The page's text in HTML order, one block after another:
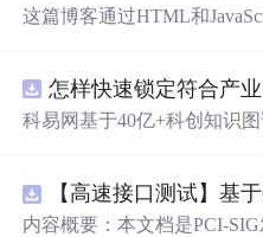
这篇博客通过HTML和
在页面上随机飘动的视觉效
S样式和JavaScript事件监听
科易网基于40亿+科创知识
新领域的AI+数智化解决方
智能化发展。
内容概要：本文档是PCI-